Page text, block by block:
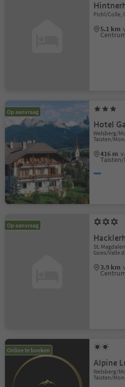
Pichl/Colle,
5.1 km
Op aanvraag
Hotel
Welsberg/
Taisten/
416 m
Op aanvraag
St.
Gsies/Valle
3.9 km
Online te boeken
Alpine
Welsberg/
Taisten/